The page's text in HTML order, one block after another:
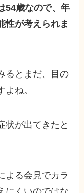
54歳なので、年
性が考えられま
るとまだ、目の
ね。
状が出てきたと
よる会見でカラ